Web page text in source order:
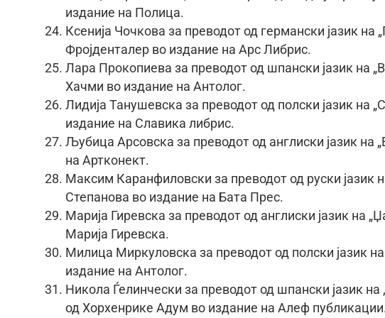
издание на Полица.
Ксенија Чочкова за преводот од германски јазик на
Фројденталер во издание на Арс Либрис.
Лара Прокопиева за преводот од шпански јазик на
Хачми во издание на Антолог.
Лидија Танушевска за преводот од полски јазик на
издание на Славика либрис.
Љубица Арсовска за преводот од англиски јазик на
на Артконект.
Максим Каранфиловски за преводот од руски јазик
Степанова во издание на Бата Прес.
Марија Гиревска за преводот од англиски јазик на
Марија Гиревска.
Милица Миркуловска за преводот од полски јазик
издание на Антолог.
Никола Ѓелинчески за преводот од шпански јазик
од Хорхенрике Адум во издание на Алеф